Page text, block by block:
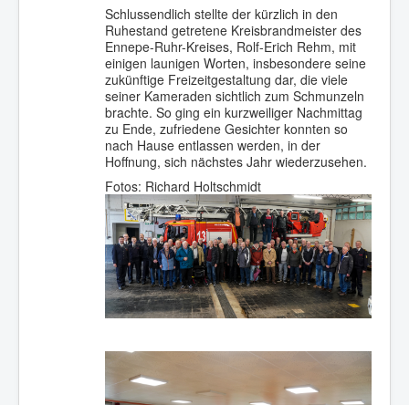
Schlussendlich stellte der kürzlich in den
Ruhestand getretene Kreisbrandmeister des
Ennepe-Ruhr-Kreises, Rolf-Erich Rehm, mit
einigen launigen Worten, insbesondere seine
zukünftige Freizeitgestaltung dar, die viele
seiner Kameraden sichtlich zum Schmunzeln
brachte. So ging ein kurzweiliger Nachmittag
zu Ende, zufriedene Gesichter konnten so
nach Hause entlassen werden, in der
Hoffnung, sich nächstes Jahr wiederzusehen.
Fotos: Richard Holtschmidt